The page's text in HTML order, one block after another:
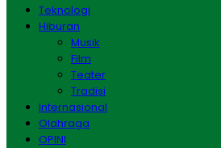
Teknologi
Hiburan
Musik
Film
Teater
Tradisi
Internasional
Olahraga
OPINI